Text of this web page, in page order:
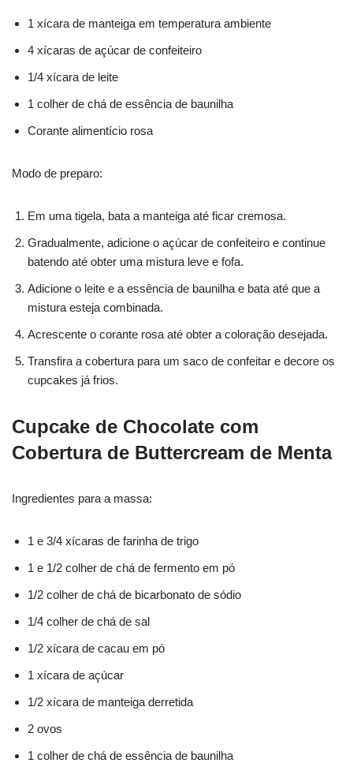
1 xícara de manteiga em temperatura ambiente
4 xícaras de açúcar de confeiteiro
1/4 xícara de leite
1 colher de chá de essência de baunilha
Corante alimentício rosa
Modo de preparo:
Em uma tigela, bata a manteiga até ficar cremosa.
Gradualmente, adicione o açúcar de confeiteiro e continue
batendo até obter uma mistura leve e fofa.
Adicione o leite e a essência de baunilha e bata até que a
mistura esteja combinada.
Acrescente o corante rosa até obter a coloração desejada.
Transfira a cobertura para um saco de confeitar e decore os
cupcakes já frios.
Cupcake de Chocolate com
Cobertura de Buttercream de Menta
Ingredientes para a massa:
1 e 3/4 xícaras de farinha de trigo
1 e 1/2 colher de chá de fermento em pó
1/2 colher de chá de bicarbonato de sódio
1/4 colher de chá de sal
1/2 xícara de cacau em pó
1 xícara de açúcar
1/2 xícara de manteiga derretida
2 ovos
1 colher de chá de essência de baunilha